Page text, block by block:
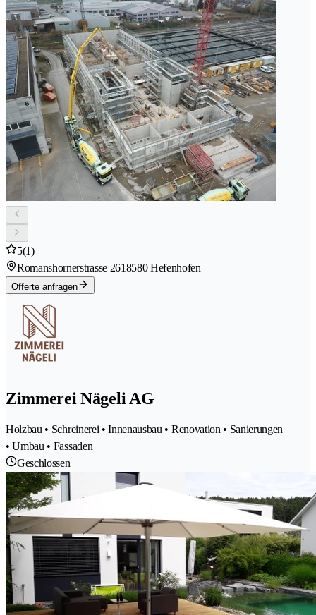
5(1)
Romanshornerstrasse 2618580 Hefenhofen
Offerte anfragen
Zimmerei Nägeli AG
Holzbau • Schreinerei • Innenausbau • Renovation • Sanierungen
• Umbau • Fassaden
Geschlossen